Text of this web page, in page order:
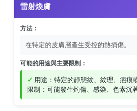
雷射煥膚
方法：
在特定的皮膚層產生受控的熱損傷。
可能的用途與主要限制：
用途：特定的靜態紋、紋理、疤痕
限制：可能發生灼傷、感染、色素沉